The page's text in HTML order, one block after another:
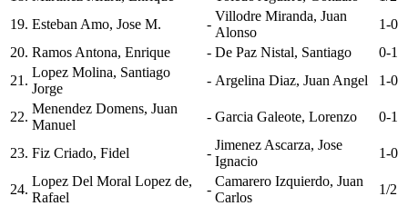
19. Esteban Amo, Jose M. -
Villodre Miranda, Juan
Alonso
1-0
20. Ramos Antona, Enrique - De Paz Nistal, Santiago
0-1
21.
Lopez Molina, Santiago
Jorge
- Argelina Diaz, Juan Angel 1-0
22.
Menendez Domens, Juan
Manuel
- Garcia Galeote, Lorenzo 0-1
23. Fiz Criado, Fidel -
Jimenez Ascarza, Jose
Ignacio
1-0
24.
Lopez Del Moral Lopez de,
Rafael
-
Camarero Izquierdo, Juan
Carlos
1/2